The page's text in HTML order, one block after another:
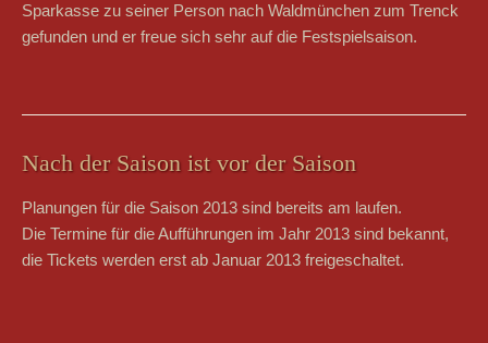
Sparkasse zu seiner Person nach Waldmünchen zum Trenck
gefunden und er freue sich sehr auf die Festspielsaison.
Nach der Saison ist vor der Saison
Planungen für die Saison 2013 sind bereits am laufen.
Die Termine für die Aufführungen im Jahr 2013 sind bekannt,
die Tickets werden erst ab Januar 2013 freigeschaltet.